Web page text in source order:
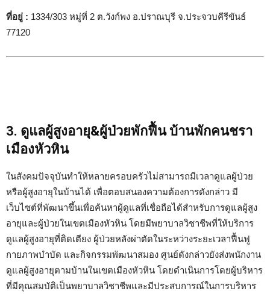
ที่อยู่ : 1334/303 หมู่ที่ 2 ต.วังก์พง อ.ปราณบุรี จ.ประจวบคีรีขันธ์
77120
3. ดูแลผู้สูงอายุ&ผู้ป่วยพักฟื้น บ้านพักคนชรา
เมืองหัวหิน
ในสังคมปัจจุบันทำให้หลายครอบครัวไม่สามารถมีเวลาดูแลผู้ป่วย
หรือผู้สูงอายุในบ้านได้ เพื่อตอบสนองความต้องการดังกล่าว มี
เว็บไซต์ที่พัฒนาขึ้นเพื่อค้นหาผู้ดูแลที่เชื่อถือได้สำหรับการดูแลผู้สูง
อายุและผู้ป่วยในเขตเมืองหัวหิน โดยมีพยาบาลวิชาชีพที่ให้บริการ
ดูแลผู้สูงอายุที่ติดเตียง ผู้ป่วยหลังผ่าตัดในระหว่างระยะเวลาฟื้นฟู
กายภาพบำบัด และกิจกรรมพัฒนาสมอง ศูนย์ดังกล่าวยังส่งพนักงาน
ดูแลผู้สูงอายุตามบ้านในเขตเมืองหัวหิน โดยดำเนินการโดยผู้บริหาร
ที่มีคุณสมบัติเป็นพยาบาลวิชาชีพและมีประสบการณ์ในการบริหาร